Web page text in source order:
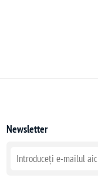
Newsletter